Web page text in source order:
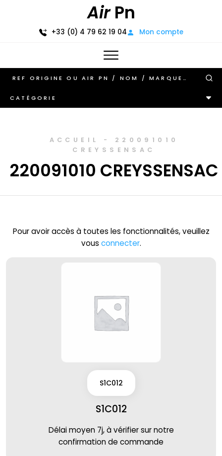
AirPn
+33 (0) 4 79 62 19 04 Mon compte
CATÉGORIE
ACCUEIL - 220091010
CREYSSENSAC
220091010 CREYSSENSAC
Pour avoir accès à toutes les fonctionnalités, veuillez
vous connecter.
S1C012
S1C012
Délai moyen 7j, à vérifier sur notre
confirmation de commande